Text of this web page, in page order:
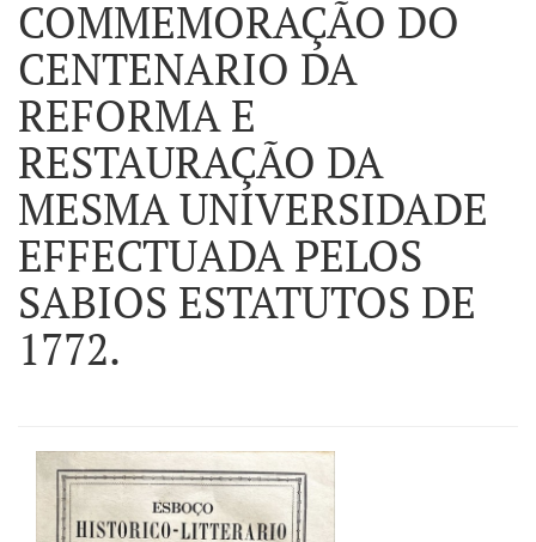
COMMEMORAÇÃO DO
CENTENARIO DA
REFORMA E
RESTAURAÇÃO DA
MESMA UNIVERSIDADE
EFFECTUADA PELOS
SABIOS ESTATUTOS DE
1772.